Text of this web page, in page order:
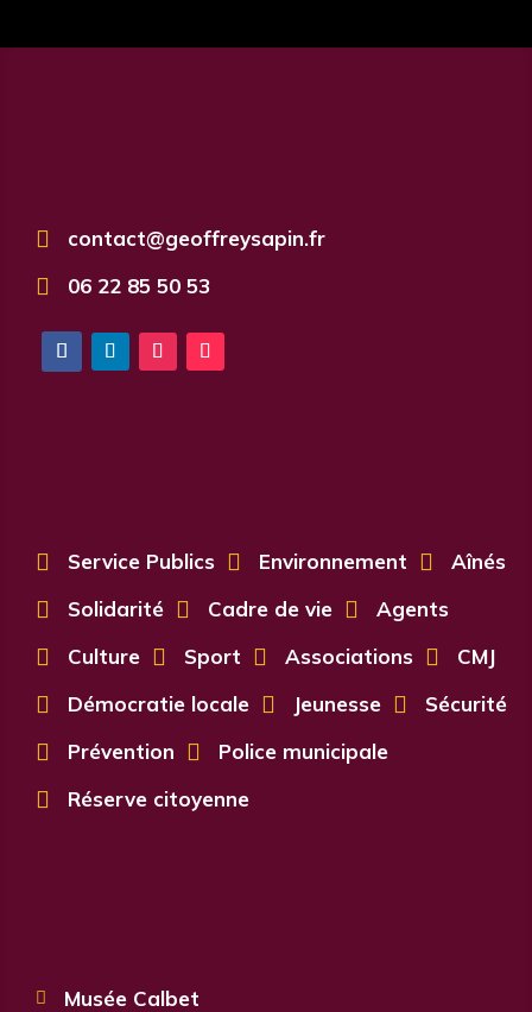
 contact@geoffreysapin.fr
 06 22 85 50 53
 Service Publics  Environnement  Aînés
 Solidarité  Cadre de vie  Agents
 Culture  Sport  Associations  CMJ
 Démocratie locale  Jeunesse  Sécurité
 Prévention  Police municipale
 Réserve citoyenne
 Musée Calbet